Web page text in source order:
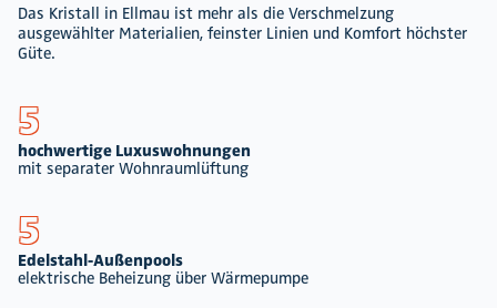
Das Kristall in Ellmau ist mehr als die Verschmelzung
ausgewählter Materialien, feinster Linien und Komfort höchster
Güte.
5
hochwertige Luxuswohnungen
mit separater Wohnraumlüftung
5
Edelstahl-Außenpools
elektrische Beheizung über Wärmepumpe